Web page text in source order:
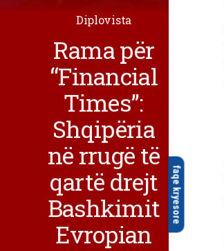
faqe kryesore
Diplovista
Rama për
“Financial
Times”:
Shqipëria
në rrugë të
qartë drejt
Bashkimit
Evropian